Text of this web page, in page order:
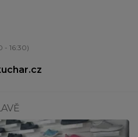
- 16:30)